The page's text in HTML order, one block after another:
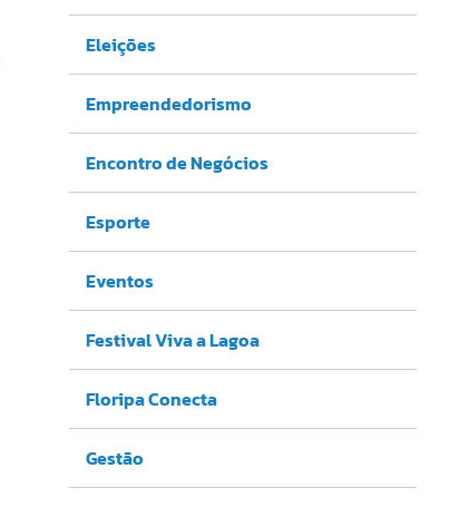
Eleições
Empreendedorismo
Encontro de Negócios
Esporte
Eventos
Festival Viva a Lagoa
Floripa Conecta
Gestão